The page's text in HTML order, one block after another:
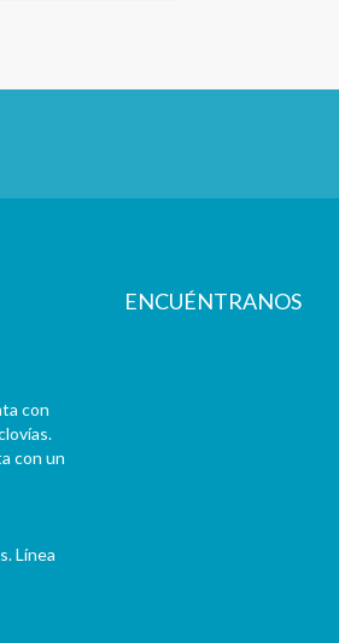
con
con un
Línea
ENCUÉNTRANOS